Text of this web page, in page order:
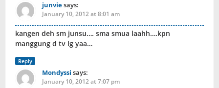
junviesays:
January 10, 2012 at 8:01 am
kangen deh sm junsu…. sma smua laahh….kpn
manggung d tv lg yaa…
Reply
Mondyssi says:
January 10, 2012 at 7:07 pm